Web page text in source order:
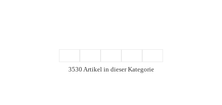
3530 Artikel in dieser Kategorie